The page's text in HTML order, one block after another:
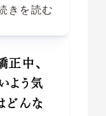
きを読む
正中、
よう気
どんな